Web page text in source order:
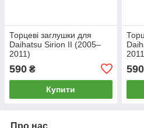
Торцеві заглушки для
Daihatsu Sirion II (2005–
2011)
590 ₴
Купити
590
Про нас